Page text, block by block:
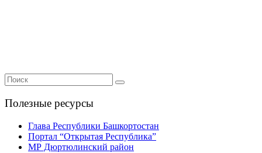
Полезные ресурсы
Глава Республики Башкортостан
Портал “Открытая Республика”
МР Дюртюлинский район